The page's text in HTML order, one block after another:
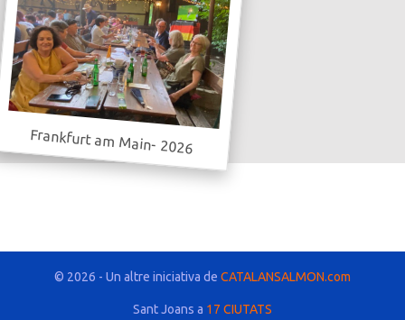
Frankfurt am Main- 2026
© 2026 - Un altre iniciativa de CATALANSALMON.com
Sant Joans a 17 CIUTATS